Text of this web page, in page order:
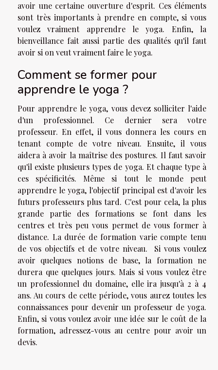
avoir une certaine ouverture d'esprit. Ces éléments
sont très importants à prendre en compte, si vous
voulez vraiment apprendre le yoga. Enfin, la
bienveillance fait aussi partie des qualités qu'il faut
avoir si on veut vraiment faire le yoga.
Comment se former pour
apprendre le yoga ?
Pour apprendre le yoga, vous devez solliciter l'aide
d'un professionnel. Ce dernier sera votre
professeur. En effet, il vous donnera les cours en
tenant compte de votre niveau. Ensuite, il vous
aidera à avoir la maîtrise des postures. Il faut savoir
qu'il existe plusieurs types de yoga. Et chaque type à
ces spécificités. Même si tout le monde peut
apprendre le yoga, l'objectif principal est d'avoir les
futurs professeurs plus tard. C'est pour cela, la plus
grande partie des formations se font dans les
centres et très peu vous permet de vous former à
distance. La durée de formation varie compte tenu
de vos objectifs et de votre niveau. Si vous voulez
avoir quelques notions de base, la formation ne
durera que quelques jours. Mais si vous voulez être
un professionnel du domaine, elle ira jusqu'à 2 à 4
ans. Au cours de cette période, vous aurez toutes les
connaissances pour devenir un professeur de yoga.
Enfin, si vous voulez avoir une idée sur le coût de la
formation, adressez-vous au centre pour avoir un
devis.